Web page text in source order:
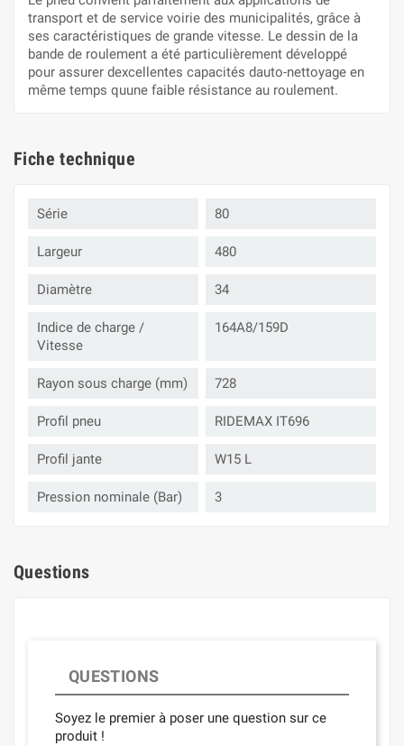
transport et de service voirie des municipalités, grâce à
ses caractéristiques de grande vitesse. Le dessin de la
bande de roulement a été particulièrement développé
pour assurer dexcellentes capacités dauto-nettoyage en
même temps quune faible résistance au roulement.
Fiche technique
Série 80
Largeur 480
Diamètre 34
Indice de charge /
Vitesse
164A8/159D
Rayon sous charge (mm) 728
Profil pneu RIDEMAX IT696
Profil jante W15 L
Pression nominale (Bar) 3
Questions
QUESTIONS
Soyez le premier à poser une question sur ce
produit !